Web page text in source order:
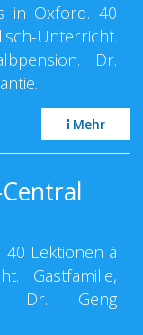
in Oxford. 40
Unterricht.
Dr.
Mehr
40 Lektionen à
Gastfamilie,
Dr. Geng